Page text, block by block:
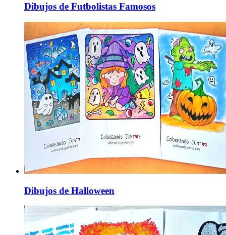
Dibujos de Futbolistas Famosos
Dibujos de Halloween